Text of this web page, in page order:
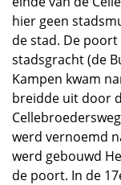
hier geen
de stad. De
stadsgracht (de
Kampen kwam
breidde uit door
werd vernoemd
werd gebouwd
de poort. In de